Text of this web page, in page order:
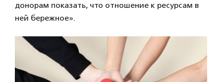
донорам показать, что отношение к ресурсам в
ней бережное».